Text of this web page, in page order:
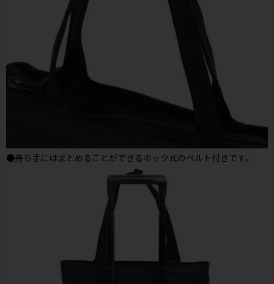
●持ち手にはまとめることができるホック式のベルト付きです。